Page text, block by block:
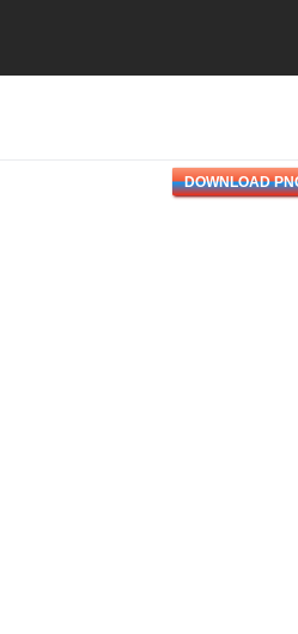
DOWNLOAD